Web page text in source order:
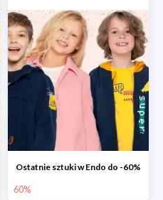
Ostatnie sztuki w Endo do -60%
60%